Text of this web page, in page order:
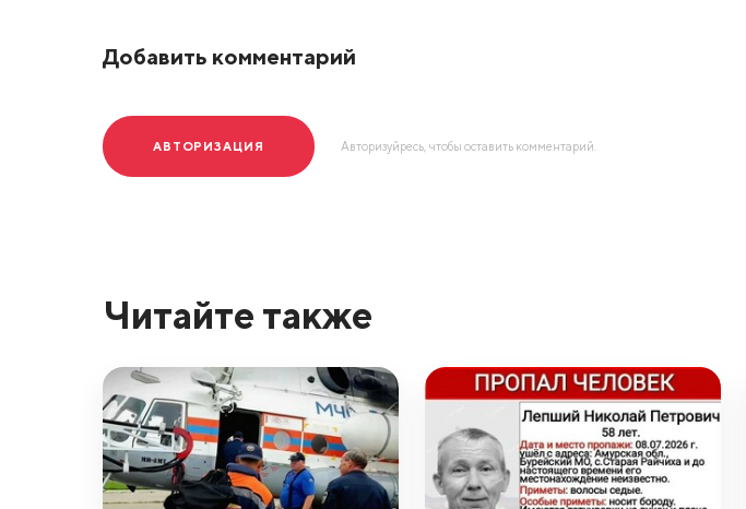
Добавить комментарий
АВТОРИЗАЦИЯ Авторизуйресь, чтобы оставить комментарий.
Читайте также